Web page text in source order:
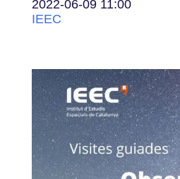
2022-06-09 11:00
IEEC